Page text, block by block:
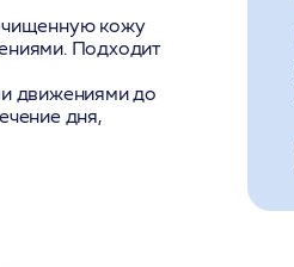
кожу
Подходит
движениями до
дня,